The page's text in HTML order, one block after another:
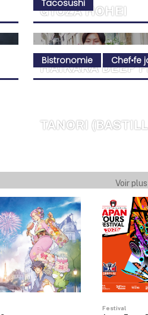
GYOZA HOHEI
HAIKARA DEEP
TANORI
Tacosushi
Bistronomie Chef•fe
Voir
Festival